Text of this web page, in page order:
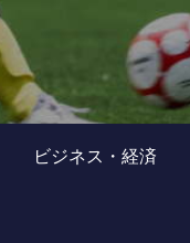
ビジネス・経済